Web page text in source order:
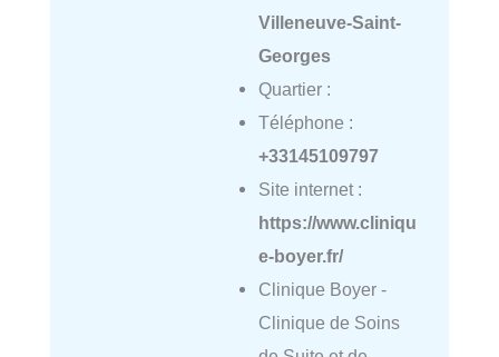
Villeneuve-Saint-
Georges
Quartier :
Téléphone :
+33145109797
Site internet :
https://www.cliniqu
e-boyer.fr/
Clinique Boyer -
Clinique de Soins